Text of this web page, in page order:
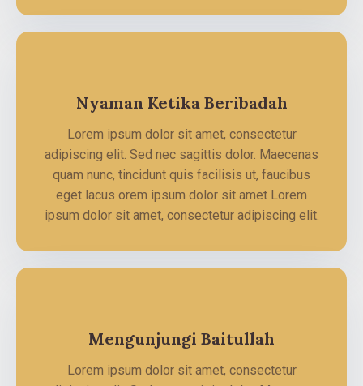
Nyaman Ketika Beribadah
Lorem ipsum dolor sit amet, consectetur
adipiscing elit. Sed nec sagittis dolor. Maecenas
quam nunc, tincidunt quis facilisis ut, faucibus
eget lacus orem ipsum dolor sit amet Lorem
ipsum dolor sit amet, consectetur adipiscing elit.
Mengunjungi Baitullah
Lorem ipsum dolor sit amet, consectetur